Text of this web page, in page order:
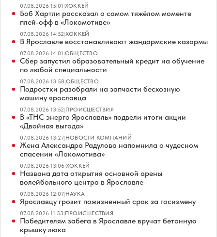
07.08.2026 15:01|ХОККЕЙ
Боб Хартли рассказал о самом тяжёлом моменте
плей-офф в «Локомотиве»
07.08.2026 14:52|ХОККЕЙ
В Ярославле восстанавливают жандармские казармы
07.08.2026 14:01|ОБЩЕСТВО
Сбер запустил образовательный кредит на обучение
по любой специальности
07.08.2026 13:58|ОБЩЕСТВО
Подростки разобрали на запчасти бесхозную
машину ярославца
07.08.2026 13:52|ПРОИСШЕСТВИЯ
В «ТНС энерго Ярославль» подвели итоги акции
«Двойная выгода»
07.08.2026 13:27|НОВОСТИ КОМПАНИЙ
Жена Александра Радулова напомнила о чудесном
спасении «Локомотива»
07.08.2026 13:06|ХОККЕЙ
Названа дата открытия основной арены
волейбольного центра в Ярославле
07.08.2026 12:07|НАУКА
Ярославцу грозит пожизненный срок за госизмену
07.08.2026 11:53|ПРОИСШЕСТВИЯ
Победителям забега в Ярославле вручат бетонную
крышку люка